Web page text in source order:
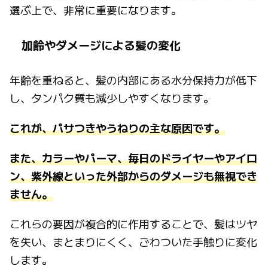
選ぶ上で、非常に重要になります。
加齢やダメージによる髪の変化
年齢を重ねると、髪の内部にある水分保持力が低下
し、タンパク質も減少しやすくなります。
これが、パサつきやうねりの主な原因です。
また、カラーやパーマ、毎日のドライヤーやアイロ
ン、紫外線といった外部からのダメージも無視でき
ません。
これらの要因が複合的に作用することで、髪はツヤ
を失い、まとまりにくく、ごわついた手触りに変化
します。